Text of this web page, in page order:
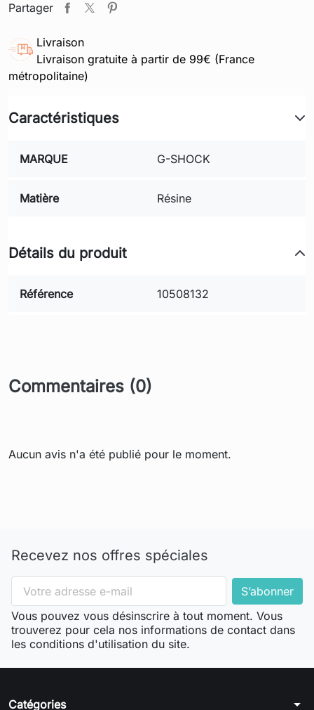
Partager
Livraison
Livraison gratuite à partir de 99€ (France
métropolitaine)
Caractéristiques
MARQUE G-SHOCK
Matière Résine
Détails du produit
Référence 10508132
Commentaires (0)
Aucun avis n'a été publié pour le moment.
Recevez nos offres spéciales
Vous pouvez vous désinscrire à tout moment. Vous
trouverez pour cela nos informations de contact dans
les conditions d'utilisation du site.
Catégories arrow_drop_down